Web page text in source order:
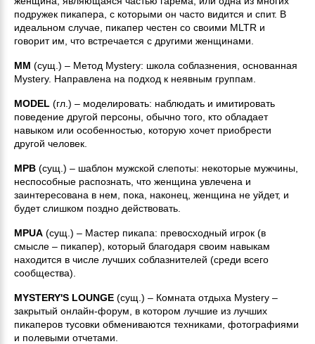
подружек пикапера, с которыми он часто видится и спит. В
идеальном случае, пикапер честен со своими MLTR и
говорит им, что встречается с другими женщинами.
MM (сущ.) – Метод Mystery: школа соблазнения, основанная
Mystery. Направлена на подход к неявным группам.
MODEL (гл.) – моделировать: наблюдать и имитировать
поведение другой персоны, обычно того, кто обладает
навыком или особенностью, которую хочет приобрести
другой человек.
MPB (сущ.) – шаблон мужской слепоты: некоторые мужчины,
неспособные распознать, что женщина увлечена и
заинтересована в нем, пока, наконец, женщина не уйдет, и
будет слишком поздно действовать.
MPUA (сущ.) – Мастер пикапа: превосходный игрок (в
смысле – пикапер), который благодаря своим навыкам
находится в числе лучших соблазнителей (среди всего
сообщества).
MYSTERY'S LOUNGE (сущ.) – Комната отдыха Mystery –
закрытый онлайн-форум, в котором лучшие из лучших
пикаперов тусовки обмениваются техниками, фотографиями
и полевыми отчетами.